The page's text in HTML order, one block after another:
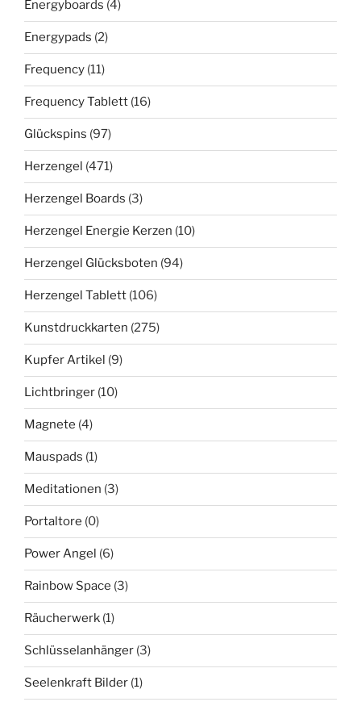
Energyboards (4)
Energypads (2)
Frequency (11)
Frequency Tablett (16)
Glückspins (97)
Herzengel (471)
Herzengel Boards (3)
Herzengel Energie Kerzen (10)
Herzengel Glücksboten (94)
Herzengel Tablett (106)
Kunstdruckkarten (275)
Kupfer Artikel (9)
Lichtbringer (10)
Magnete (4)
Mauspads (1)
Meditationen (3)
Portaltore (0)
Power Angel (6)
Rainbow Space (3)
Räucherwerk (1)
Schlüsselanhänger (3)
Seelenkraft Bilder (1)